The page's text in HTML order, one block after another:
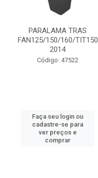
PARALAMA TRAS
FAN125/150/160/TIT150
2014
Código: 47522
Faça seu login ou
cadastre-se para
ver preços e
comprar